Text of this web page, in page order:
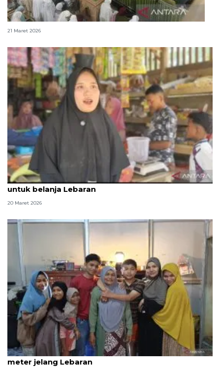
Salat Id digelar di tengah jejak sisa banjir di Agam
21 Maret 2026
Penyintas seberang sungai dan tempu jalur darat
untuk belanja Lebaran
20 Maret 2026
Gembira dalam remang kehidupan huntara 3x4
meter jelang Lebaran